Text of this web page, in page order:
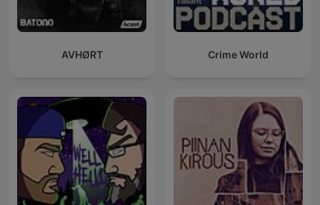
AVHØRT Crime World